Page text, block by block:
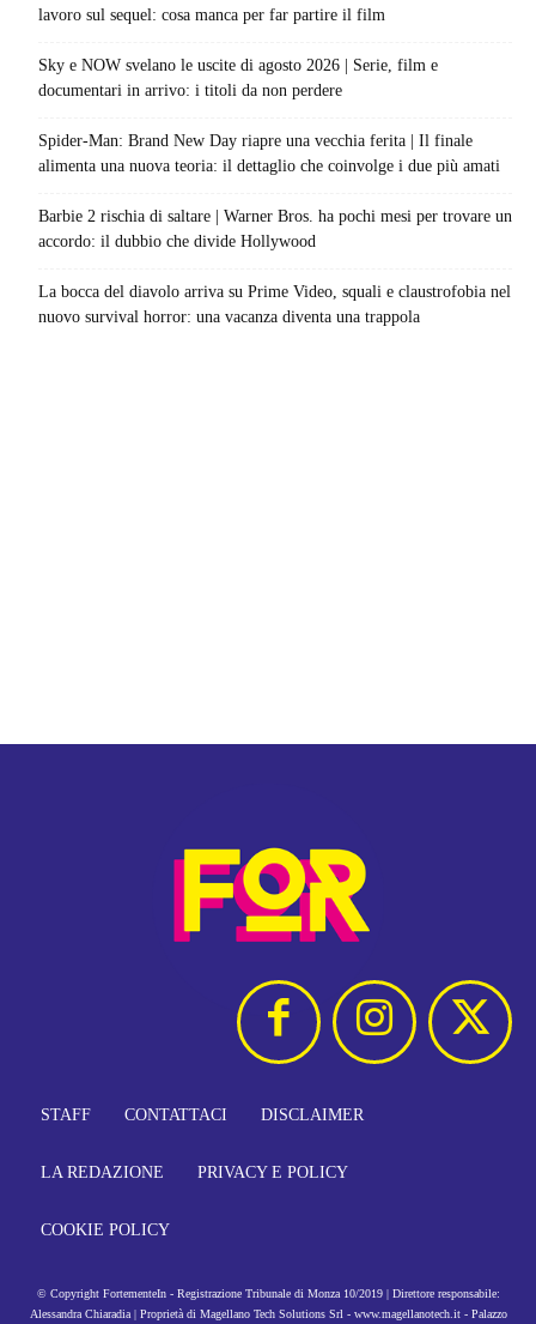
lavoro sul sequel: cosa manca per far partire il film
Sky e NOW svelano le uscite di agosto 2026 | Serie, film e
documentari in arrivo: i titoli da non perdere
Spider-Man: Brand New Day riapre una vecchia ferita | Il finale
alimenta una nuova teoria: il dettaglio che coinvolge i due più amati
Barbie 2 rischia di saltare | Warner Bros. ha pochi mesi per trovare un
accordo: il dubbio che divide Hollywood
La bocca del diavolo arriva su Prime Video, squali e claustrofobia nel
nuovo survival horror: una vacanza diventa una trappola
STAFF CONTATTACI DISCLAIMER
LA REDAZIONE PRIVACY E POLICY
COOKIE POLICY
© Copyright FortementeIn - Registrazione Tribunale di Monza 10/2019 | Direttore responsabile:
Alessandra Chiaradia | Proprietà di Magellano Tech Solutions Srl - www.magellanotech.it - Palazzo